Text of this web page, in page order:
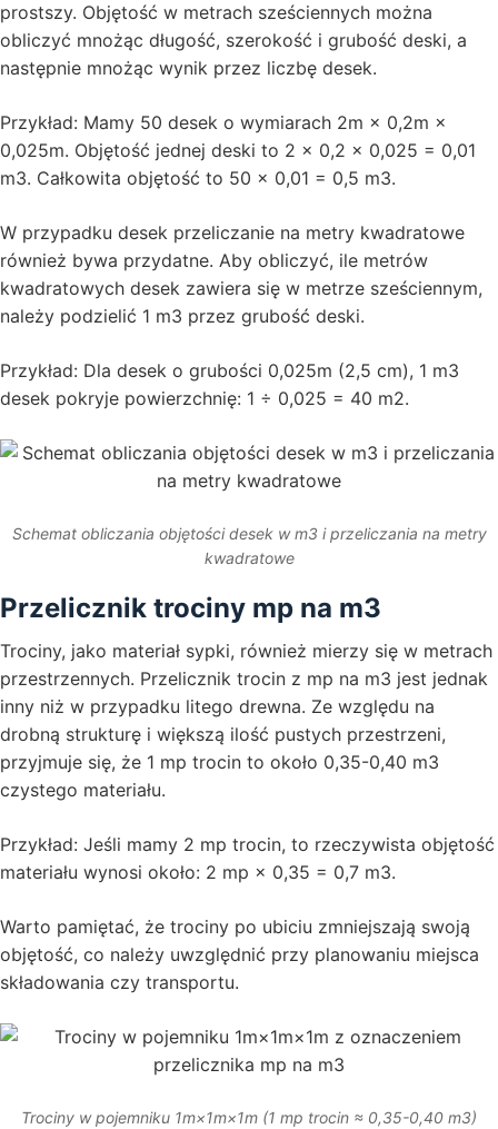
prostszy. Objętość w metrach sześciennych można
obliczyć mnożąc długość, szerokość i grubość deski, a
następnie mnożąc wynik przez liczbę desek.
Przykład: Mamy 50 desek o wymiarach 2m × 0,2m ×
0,025m. Objętość jednej deski to 2 × 0,2 × 0,025 = 0,01
m3. Całkowita objętość to 50 × 0,01 = 0,5 m3.
W przypadku desek przeliczanie na metry kwadratowe
również bywa przydatne. Aby obliczyć, ile metrów
kwadratowych desek zawiera się w metrze sześciennym,
należy podzielić 1 m3 przez grubość deski.
Przykład: Dla desek o grubości 0,025m (2,5 cm), 1 m3
desek pokryje powierzchnię: 1 ÷ 0,025 = 40 m2.
Schemat obliczania objętości desek w m3 i przeliczania na metry
kwadratowe
Przelicznik trociny mp na m3
Trociny, jako materiał sypki, również mierzy się w metrach
przestrzennych. Przelicznik trocin z mp na m3 jest jednak
inny niż w przypadku litego drewna. Ze względu na
drobną strukturę i większą ilość pustych przestrzeni,
przyjmuje się, że 1 mp trocin to około 0,35-0,40 m3
czystego materiału.
Przykład: Jeśli mamy 2 mp trocin, to rzeczywista objętość
materiału wynosi około: 2 mp × 0,35 = 0,7 m3.
Warto pamiętać, że trociny po ubiciu zmniejszają swoją
objętość, co należy uwzględnić przy planowaniu miejsca
składowania czy transportu.
Trociny w pojemniku 1m×1m×1m (1 mp trocin ≈ 0,35-0,40 m3)